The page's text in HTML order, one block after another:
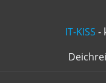
IT-KISS -